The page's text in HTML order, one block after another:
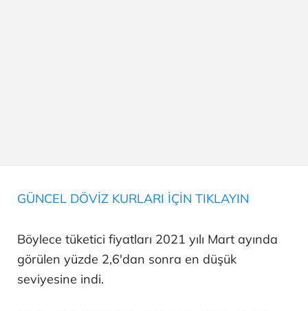
GÜNCEL DÖVİZ KURLARI İÇİN TIKLAYIN
Böylece tüketici fiyatları 2021 yılı Mart ayında
görülen yüzde 2,6'dan sonra en düşük
seviyesine indi.